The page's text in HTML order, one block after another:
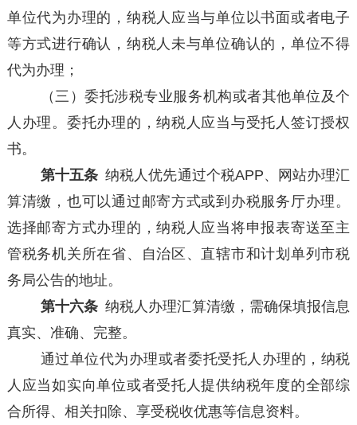
单位代为办理的，纳税人应当与单位以书面或者电子
等方式进行确认，纳税人未与单位确认的，单位不得
代为办理；
（三）委托涉税专业服务机构或者其他单位及个
人办理。委托办理的，纳税人应当与受托人签订授权
书。
第十五条 纳税人优先通过个税APP、网站办理汇
算清缴，也可以通过邮寄方式或到办税服务厅办理。
选择邮寄方式办理的，纳税人应当将申报表寄送至主
管税务机关所在省、自治区、直辖市和计划单列市税
务局公告的地址。
第十六条 纳税人办理汇算清缴，需确保填报信息
真实、准确、完整。
通过单位代为办理或者委托受托人办理的，纳税
人应当如实向单位或者受托人提供纳税年度的全部综
合所得、相关扣除、享受税收优惠等信息资料。